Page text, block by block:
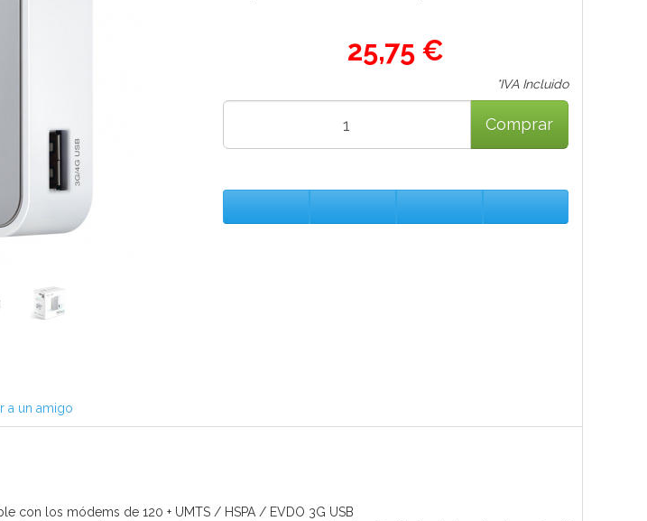
25,75 €
*IVA Incluido
Comprar
a un amigo
con los módems de 120 + UMTS / HSPA / EVDO 3G USB